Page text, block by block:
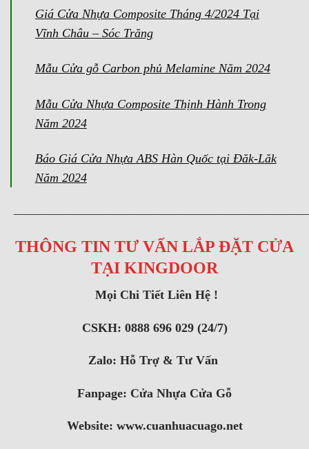
Giá Cửa Nhựa Composite Tháng 4/2024 Tại
Vĩnh Châu – Sóc Trăng
Mẫu Cửa gỗ Carbon phủ Melamine Năm 2024
Mẫu Cửa Nhựa Composite Thịnh Hành Trong
Năm 2024
Báo Giá Cửa Nhựa ABS Hàn Quốc tại Đăk-Lăk
Năm 2024
THÔNG TIN TƯ VẤN LẮP ĐẶT CỬA
TẠI KINGDOOR
Mọi Chi Tiết Liên Hệ !
CSKH: 0888 696 029 (24/7)
Zalo: Hỗ Trợ & Tư Vấn
Fanpage: Cửa Nhựa Cửa Gỗ
Website: www.cuanhuacuago.net